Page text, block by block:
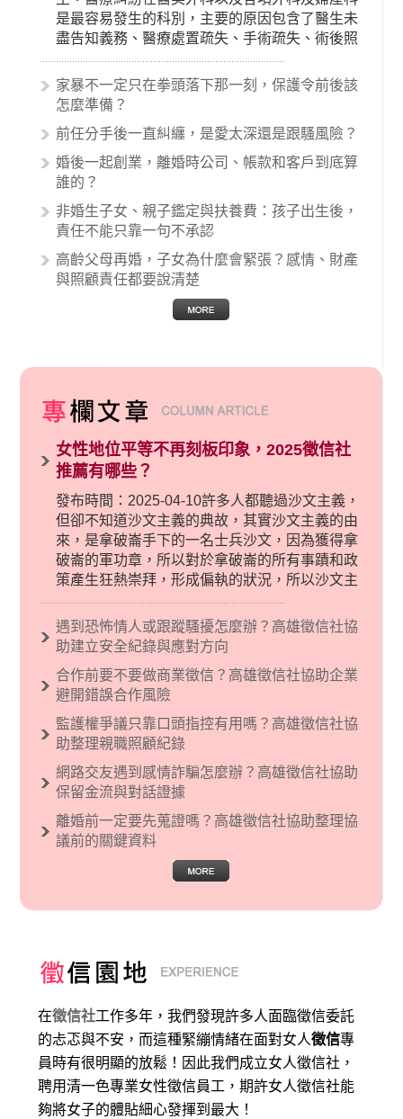
是最容易發生的科別，主要的原因包含了醫生未
盡告知義務、醫療處置疏失、手術疏失、術後照
顧失當、醫療費用的收取。雖然醫學進步，但醫
生與病患之間引起的糾紛還是經常發生。很多案
例中最後都走向訴訟流程，我們如果不幸遇到相
的內容其實非常多，有些案例…
家暴不一定只在拳頭落下那一刻，保護令前後該
怎麼準備？
前任分手後一直糾纏，是愛太深還是跟騷風險？
婚後一起創業，離婚時公司、帳款和客戶到底算
誰的？
非婚生子女、親子鑑定與扶養費：孩子出生後，
責任不能只靠一句不承認
高齡父母再婚，子女為什麼會緊張？感情、財產
與照顧責任都要說清楚
女性地位平等不再刻板印象，2025徵信社
推薦有哪些？
發布時間：2025-04-10許多人都聽過沙文主義，
但卻不知道沙文主義的典故，其實沙文主義的由
來，是拿破崙手下的一名士兵沙文，因為獲得拿
破崙的軍功章，所以對於拿破崙的所有事蹟和政
策產生狂熱崇拜，形成偏執的狀況，所以沙文主
義後來就被拿來暗指偏見和歧視，而且有沙文主
義傾向的人，通常對於自己的國家和民族有超強
烈的卓越感，因而瞧不起其他國家的人，所以沙
現了男性沙文…
遇到恐怖情人或跟蹤騷擾怎麼辦？高雄徵信社協
助建立安全紀錄與應對方向
合作前要不要做商業徵信？高雄徵信社協助企業
避開錯誤合作風險
監護權爭議只靠口頭指控有用嗎？高雄徵信社協
助整理親職照顧紀錄
網路交友遇到感情詐騙怎麼辦？高雄徵信社協助
保留金流與對話證據
離婚前一定要先蒐證嗎？高雄徵信社協助整理協
議前的關鍵資料
在徵信社工作多年，我們發現許多人面臨徵信委託
的忐忑與不安，而這種緊繃情緒在面對女人徵信專
員時有很明顯的放鬆！因此我們成立女人徵信社，
聘用清一色專業女性徵信員工，期許女人徵信社能
夠將女子的體貼細心發揮到最大 ！